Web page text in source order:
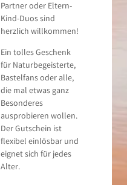
Partner oder Eltern-
Kind-Duos sind
herzlich willkommen!
Ein tolles Geschenk
für Naturbegeisterte,
Bastelfans oder alle,
die mal etwas ganz
Besonderes
ausprobieren wollen.
Der Gutschein ist
flexibel einlösbar und
eignet sich für jedes
Alter.